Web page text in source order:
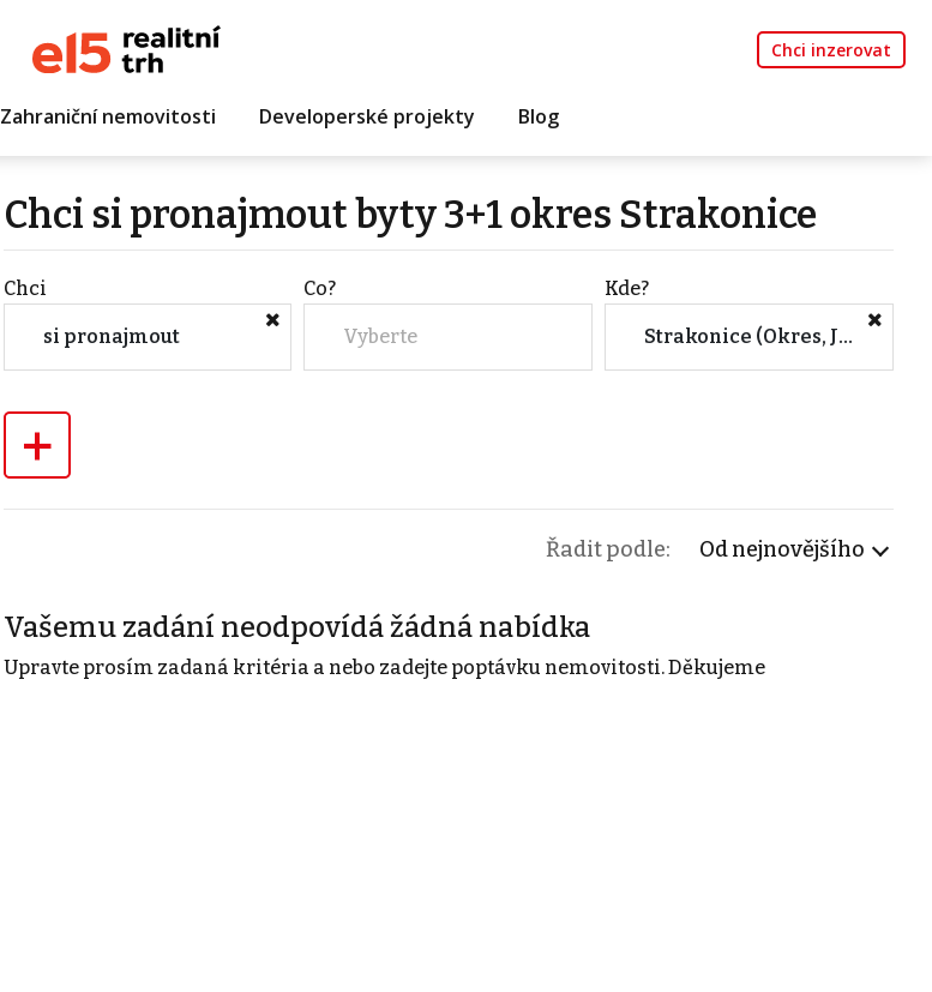
Chci inzerovat
Zahraniční nemovitosti Developerské projekty Blog
Chci si pronajmout byty 3+1 okres Strakonice
Chci
si pronajmout
Co?
Vyberte
Kde?
Strakonice (Okres, Jihočeský kraj)
+
Řadit podle: Od nejnovějšího
Vašemu zadání neodpovídá žádná nabídka
Upravte prosím zadaná kritéria a nebo zadejte poptávku nemovitosti. Děkujeme